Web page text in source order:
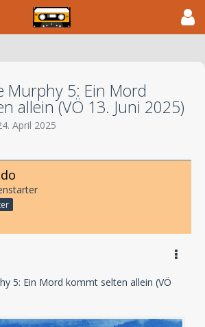
Murphy 5: Ein Mord
allein (VÖ 13. Juni 2025)
April 2025
5: Ein Mord kommt selten allein (VÖ